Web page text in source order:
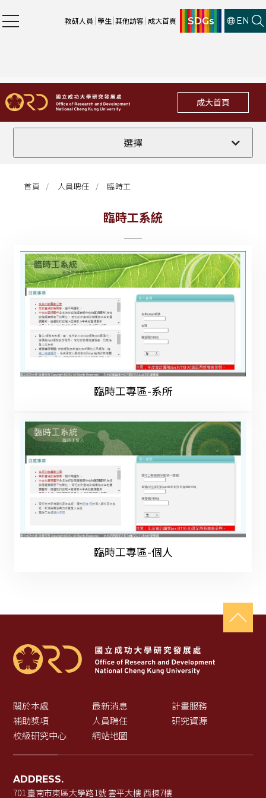
教研人員 學生 其他訪客 成大首頁 SDGs EN
成大首頁
選擇
公告事項
臨時工表單
臨時工申請流程圖
首頁 人員聘任 臨時工
臨時工系統
臨時工專區-系所
臨時工專區-個人
關於本處 最新消息
計畫服務
補助獎項
人員聘任
研究資源
校級研究中心
網站地圖
ADDRESS.
701 臺南市東區大學路1號 雲平大樓 西棟7樓